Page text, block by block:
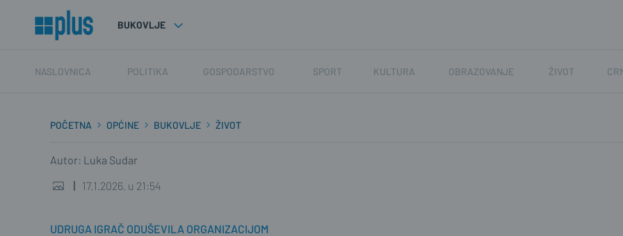
BUKOVLJE
NASLOVNICA POLITIKA GOSPODARSTVO SPORT KULTURA OBRAZOVANJE ŽIVOT
POČETNA OPĆINE BUKOVLJE ŽIVOT
Autor: Luka Sudar
17.1.2026. u 21:54
UDRUGA IGRAČ ODUŠEVILA ORGANIZACIJOM